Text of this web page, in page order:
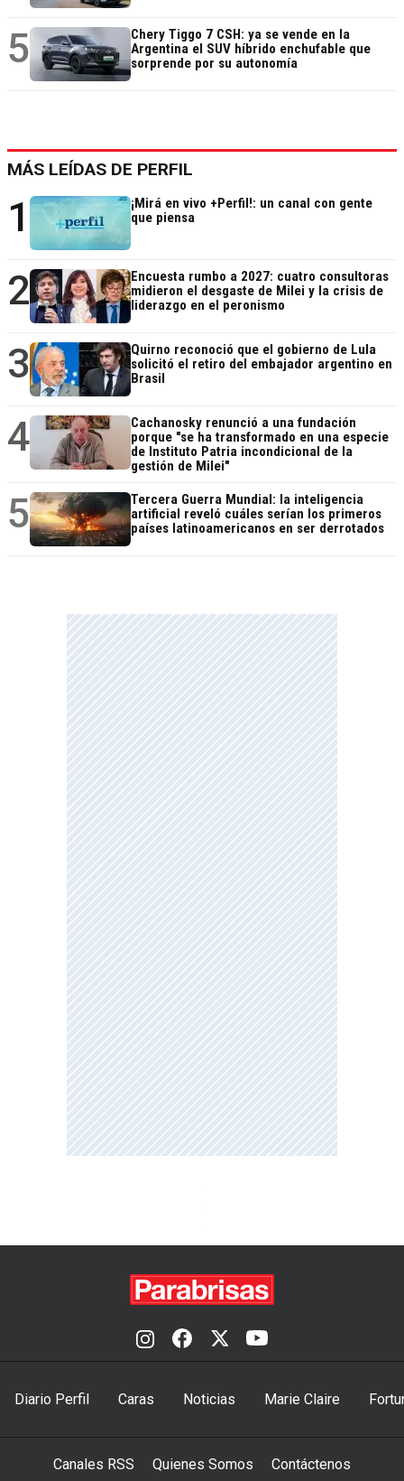
5
Chery Tiggo 7 CSH: ya se vende en la
Argentina el SUV híbrido enchufable que
sorprende por su autonomía
MÁS LEÍDAS DE PERFIL
1
¡Mirá en vivo +Perfil!: un canal con gente
que piensa
2
Encuesta rumbo a 2027: cuatro consultoras
midieron el desgaste de Milei y la crisis de
liderazgo en el peronismo
3
Quirno reconoció que el gobierno de Lula
solicitó el retiro del embajador argentino en
Brasil
4
Cachanosky renunció a una fundación
porque "se ha transformado en una especie
de Instituto Patria incondicional de la
gestión de Milei"
5
Tercera Guerra Mundial: la inteligencia
artificial reveló cuáles serían los primeros
países latinoamericanos en ser derrotados
Diario Perfil Caras Noticias Marie Claire
Canales RSS Quienes Somos Contáctenos